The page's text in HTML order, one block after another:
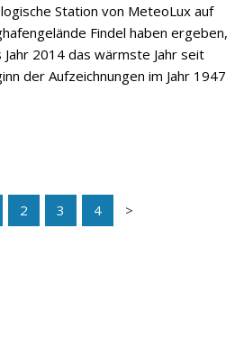
Station von MeteoLux auf
Findel haben ergeben,
Jahr 2014 das wärmste Jahr seit
der Aufzeichnungen im Jahr 1947
2 3 4